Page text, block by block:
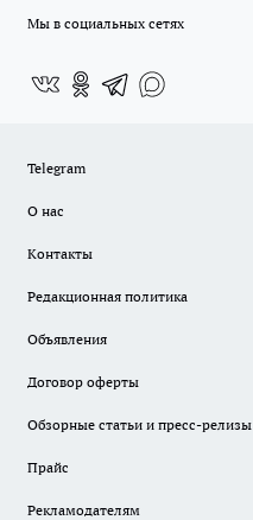
Мы в социальных сетях
Telegram
О нас
Контакты
Редакционная политика
Объявления
Договор оферты
Обзорные статьи и пресс-релизы
Прайс
Рекламодателям